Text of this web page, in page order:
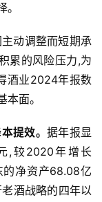
动调整而短期承
累的风险压力,为
酒业2024年报数
面。
提效。 据年报显
,较2020年增长
净资产68.08亿
酒战略的四年以